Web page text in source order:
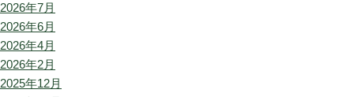
2026年7月
2026年6月
2026年4月
2026年2月
2025年12月